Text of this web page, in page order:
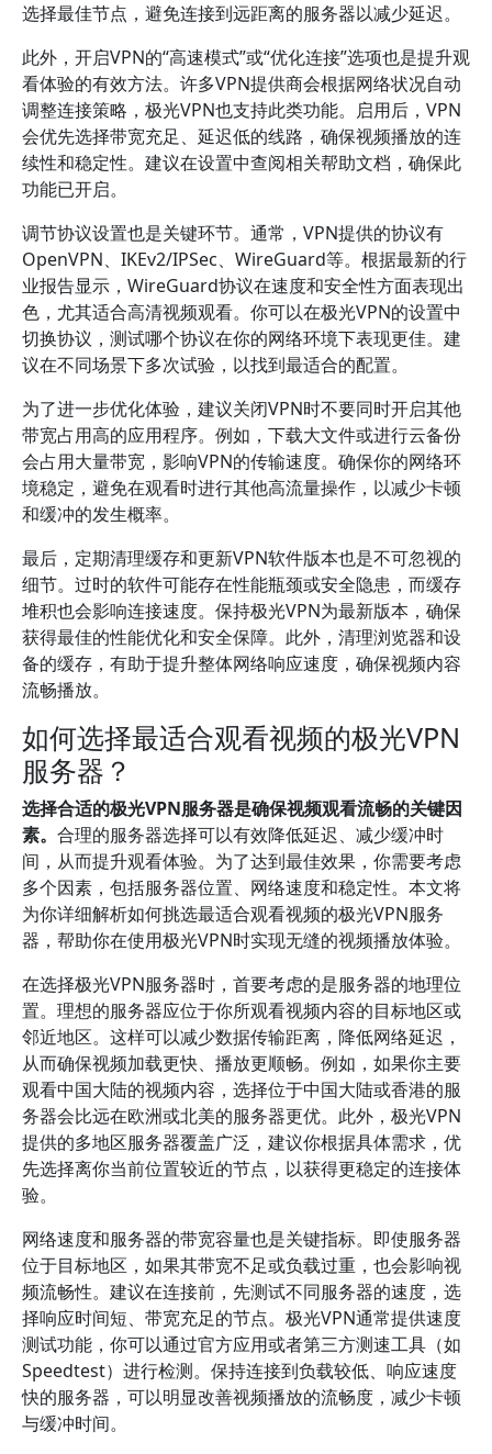
选择最佳节点，避免连接到远距离的服务器以减少延迟。
此外，开启VPN的“高速模式”或“优化连接”选项也是提升观
看体验的有效方法。许多VPN提供商会根据网络状况自动
调整连接策略，极光VPN也支持此类功能。启用后，VPN
会优先选择带宽充足、延迟低的线路，确保视频播放的连
续性和稳定性。建议在设置中查阅相关帮助文档，确保此
功能已开启。
调节协议设置也是关键环节。通常，VPN提供的协议有
OpenVPN、IKEv2/IPSec、WireGuard等。根据最新的行
业报告显示，WireGuard协议在速度和安全性方面表现出
色，尤其适合高清视频观看。你可以在极光VPN的设置中
切换协议，测试哪个协议在你的网络环境下表现更佳。建
议在不同场景下多次试验，以找到最适合的配置。
为了进一步优化体验，建议关闭VPN时不要同时开启其他
带宽占用高的应用程序。例如，下载大文件或进行云备份
会占用大量带宽，影响VPN的传输速度。确保你的网络环
境稳定，避免在观看时进行其他高流量操作，以减少卡顿
和缓冲的发生概率。
最后，定期清理缓存和更新VPN软件版本也是不可忽视的
细节。过时的软件可能存在性能瓶颈或安全隐患，而缓存
堆积也会影响连接速度。保持极光VPN为最新版本，确保
获得最佳的性能优化和安全保障。此外，清理浏览器和设
备的缓存，有助于提升整体网络响应速度，确保视频内容
流畅播放。
如何选择最适合观看视频的极光VPN
服务器？
选择合适的极光VPN服务器是确保视频观看流畅的关键因
素。 合理的服务器选择可以有效降低延迟、减少缓冲时
间，从而提升观看体验。为了达到最佳效果，你需要考虑
多个因素，包括服务器位置、网络速度和稳定性。本文将
为你详细解析如何挑选最适合观看视频的极光VPN服务
器，帮助你在使用极光VPN时实现无缝的视频播放体验。
在选择极光VPN服务器时，首要考虑的是服务器的地理位
置。理想的服务器应位于你所观看视频内容的目标地区或
邻近地区。这样可以减少数据传输距离，降低网络延迟，
从而确保视频加载更快、播放更顺畅。例如，如果你主要
观看中国大陆的视频内容，选择位于中国大陆或香港的服
务器会比远在欧洲或北美的服务器更优。此外，极光VPN
提供的多地区服务器覆盖广泛，建议你根据具体需求，优
先选择离你当前位置较近的节点，以获得更稳定的连接体
验。
网络速度和服务器的带宽容量也是关键指标。即使服务器
位于目标地区，如果其带宽不足或负载过重，也会影响视
频流畅性。建议在连接前，先测试不同服务器的速度，选
择响应时间短、带宽充足的节点。极光VPN通常提供速度
测试功能，你可以通过官方应用或者第三方测速工具（如
Speedtest）进行检测。保持连接到负载较低、响应速度
快的服务器，可以明显改善视频播放的流畅度，减少卡顿
与缓冲时间。